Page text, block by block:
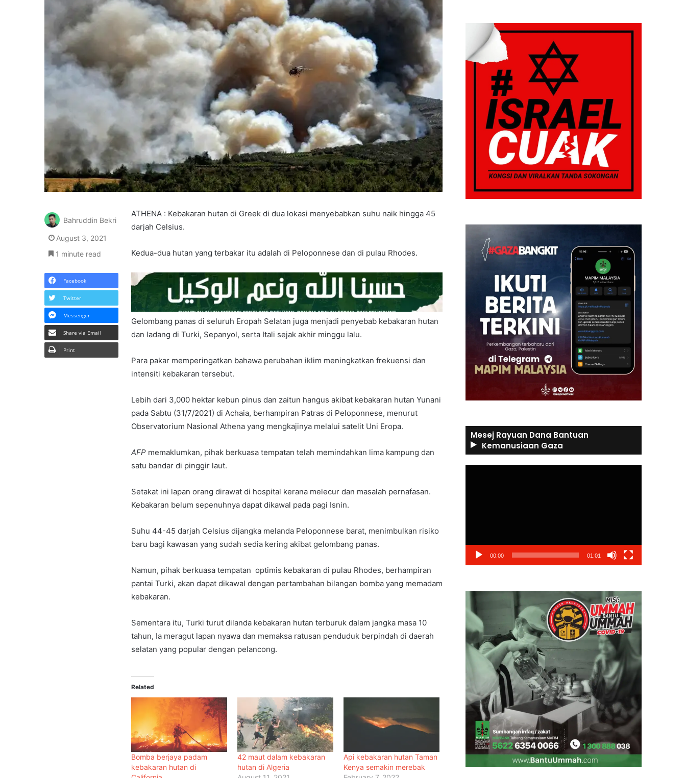
ATHENA : Kebakaran hutan di Greek di dua lokasi menyebabkan suhu naik hingga 45
darjah Celsius.
Kedua-dua hutan yang terbakar itu adalah di Peloponnese dan di pulau Rhodes.
Gelombang panas di seluruh Eropah Selatan juga menjadi penyebab kebakaran hutan
dan ladang di Turki, Sepanyol, serta Itali sejak akhir minggu lalu.
Para pakar memperingatkan bahawa perubahan iklim meningkatkan frekuensi dan
intensiti kebakaran tersebut.
Lebih dari 3,000 hektar kebun pinus dan zaitun hangus akibat kebakaran hutan Yunani
pada Sabtu (31/7/2021) di Achaia, berhampiran Patras di Peloponnese, menurut
Observatorium Nasional Athena yang mengkajinya melalui satelit Uni Eropa.
AFP memaklumkan, pihak berkuasa tempatan telah memindahkan lima kampung dan
satu bandar di pinggir laut.
Setakat ini lapan orang dirawat di hospital kerana melecur dan masalah pernafasan.
Kebakaran belum sepenuhnya dapat dikawal pada pagi Isnin.
Suhu 44-45 darjah Celsius dijangka melanda Peloponnese barat, menimbulkan risiko
baru bagi kawasan yang sudah sedia kering akibat gelombang panas.
Namun, pihak berkuasa tempatan optimis kebakaran di pulau Rhodes, berhampiran
pantai Turki, akan dapat dikawal dengan pertambahan bilangan bomba yang memadam
kebakaran.
Sementara itu, Turki turut dilanda kebakaran hutan terburuk dalam jangka masa 10
tahun, Ia meragut lapan nyawa dan memaksa ratusan penduduk berpindah di daerah
selatan yang popular dengan pelancong.
Related
Bomba berjaya padam
kebakaran hutan di
42 maut dalam kebakaran
hutan di Algeria
Api kebakaran hutan Taman
Kenya semakin merebak
Bahruddin Bekri
August 3, 2021
1 minute read
Facebook
Twitter
Messenger
Share via Email
Print
Mesej Rayuan Dana Bantuan
Kemanusiaan Gaza
00:00 01:01